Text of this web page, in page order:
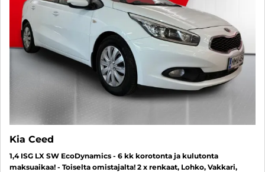
Kia Ceed
1,4 ISG LX SW EcoDynamics - 6 kk korotonta ja kulutonta
maksuaikaa! - Toiselta omistajalta! 2 x renkaat, Lohko, Vakkari,